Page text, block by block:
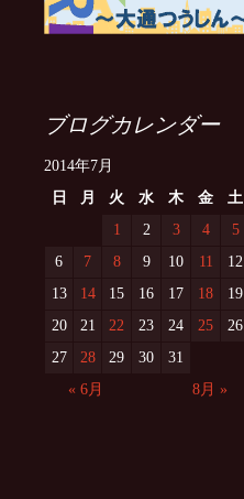
ブログカレンダー
2014年7月
日
月 火 水 木 金
土
1
2 3 4
5
6
7 8 9 10 11
12
13
14 15 16 17 18
19
20
21 22 23 24 25
26
27
28 29 30
31
« 6月
8月 »